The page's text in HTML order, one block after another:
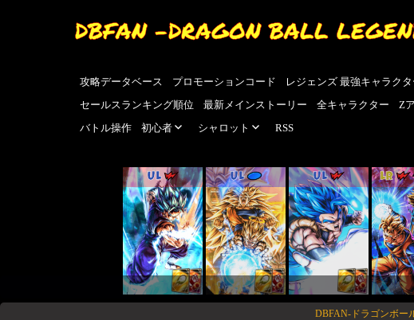
DBFAN -DRAGON BALL
攻略データベース プロモーションコード レジェンズ 最強キャラクタ
セールスランキング順位
最新メインストーリー 全キャラクター Z
バトル操作
初心者 シャロット RSS
UL UL UL LR
DBFAN-ドラゴンボー